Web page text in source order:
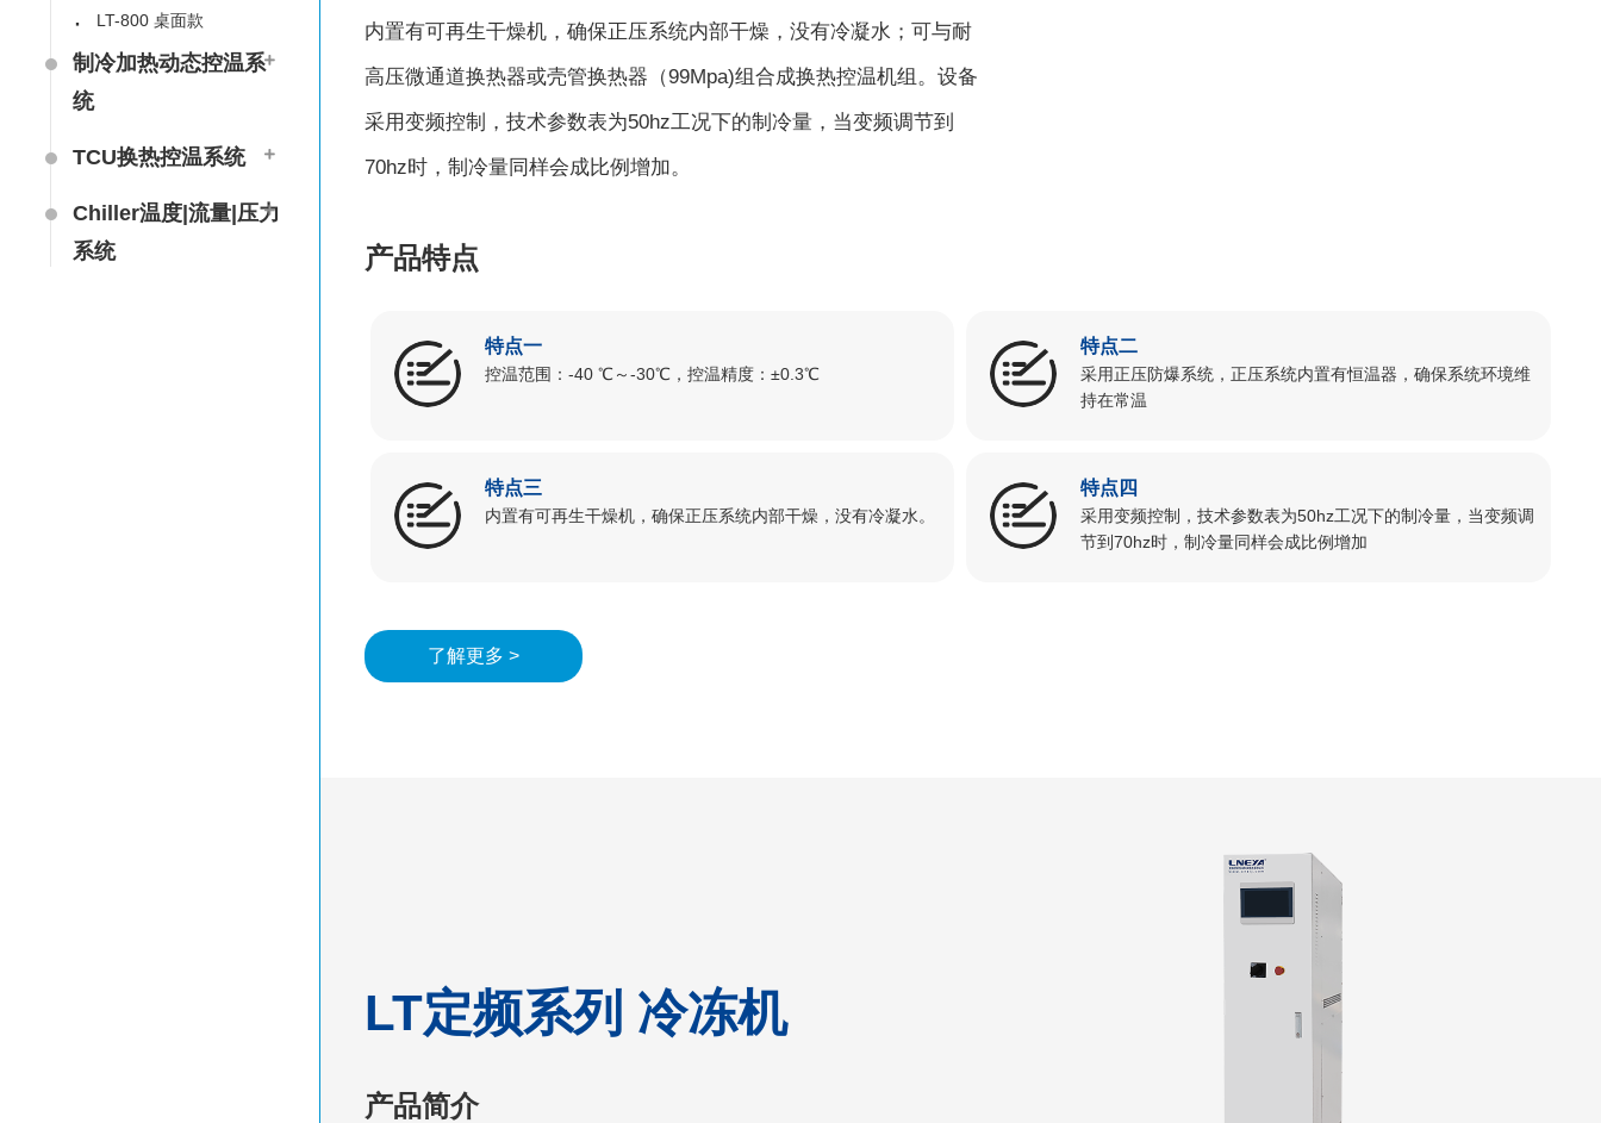
LT-800 桌面款
制冷加热动态控温系
统
TCU换热控温系统
Chiller温度|流量|压力
系统
内置有可再生干燥机，确保正压系统内部干燥，没有冷凝水；可与耐
高压微通道换热器或壳管换热器（99Mpa)组合成换热控温机组。设备
采用变频控制，技术参数表为50hz工况下的制冷量，当变频调节到
70hz时，制冷量同样会成比例增加。
产品特点
特点一
控温范围：-40 ℃～-30℃，控温精度：±0.3℃
特点二
采用正压防爆系统，正压系统内置有恒温器，确保系统环境维
持在常温
特点三
内置有可再生干燥机，确保正压系统内部干燥，没有冷凝水。
特点四
采用变频控制，技术参数表为50hz工况下的制冷量，当变频调
节到70hz时，制冷量同样会成比例增加
了解更多 >
LT定频系列 冷冻机
产品简介